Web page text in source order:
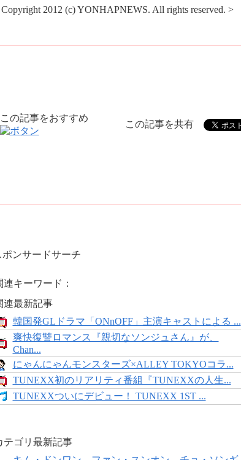
Copyright 2012 (c) YONHAPNEWS. All rights reserved. >
この記事をおすすめ
この記事を共有
ポンサードサーチ
連キーワード：
連最新記事
韓国発GLドラマ「ONnOFF」主演キャストによる ...
爽快復讐ロマンス『親切なソンジュさん』が、
Chan...
にゃんにゃんモンスターズ×ALLEY TOKYOコラ...
TUNEXX初のリアリティ番組『TUNEXXの人生...
TUNEXXついにデビュー！ TUNEXX 1ST ...
テゴリ最新記事